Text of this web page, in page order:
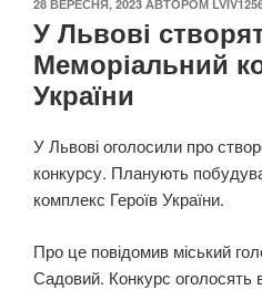
28 ВЕРЕСНЯ, 2023 АВТОРОМ
У Львові
Меморіальний
України
У Львові оголосили про
конкурсу. Планують
комплекс Героїв України.
Про це повідомив міський
Садовий. Конкурс оголосять